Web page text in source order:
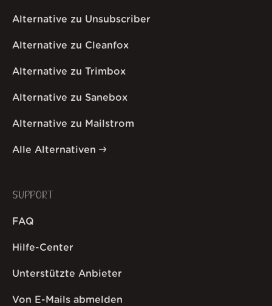
Alternative zu Unsubscriber
Alternative zu Cleanfox
Alternative zu Trimbox
Alternative zu Sanebox
Alternative zu Mailstrom
Alle Alternativen
SUPPORT
FAQ
Hilfe-Center
Unterstützte Anbieter
Von E-Mails abmelden